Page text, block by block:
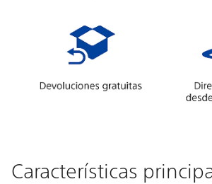
Características